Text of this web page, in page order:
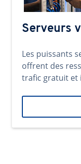
Serveurs
Les puissants
offrent des
trafic gratuit et